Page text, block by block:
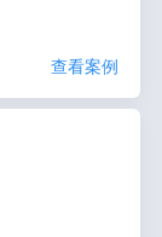
查看案例